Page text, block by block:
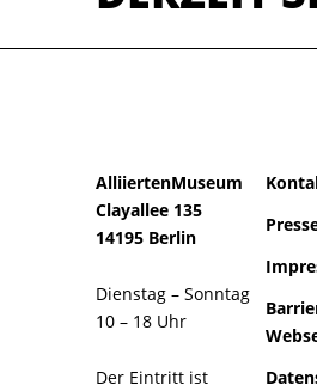
AlliiertenMuseum
Clayallee 135
14195 Berlin
Dienstag – Sonntag
10 – 18 Uhr
Der Eintritt ist